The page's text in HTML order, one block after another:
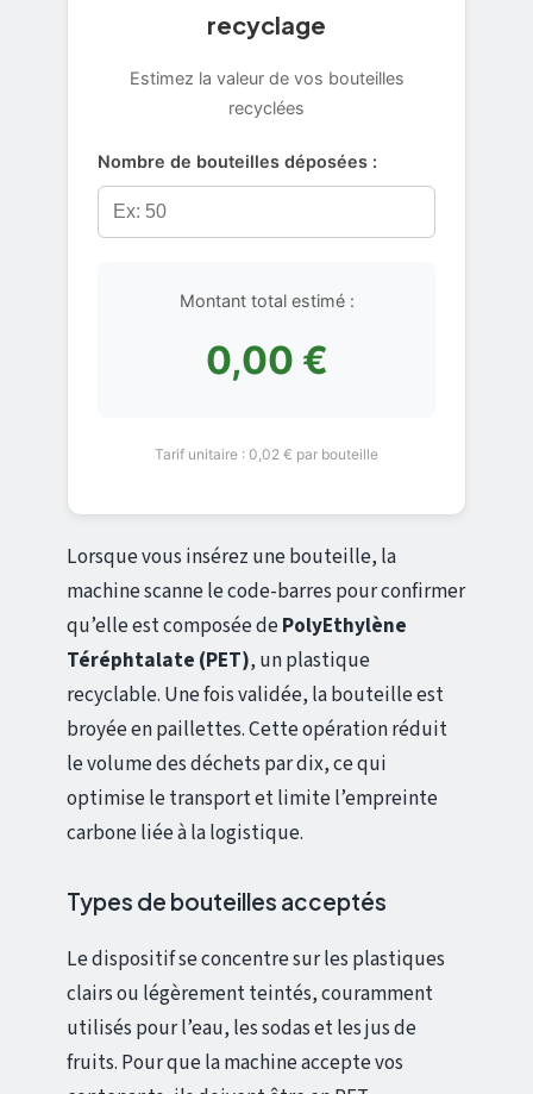
recyclage
Estimez la valeur de vos bouteilles
recyclées
Nombre de bouteilles déposées :
Montant total estimé :
0,00 €
Tarif unitaire : 0,02 € par bouteille
Lorsque vous insérez une bouteille, la
machine scanne le code-barres pour confirmer
qu’elle est composée dePolyEthylène
Téréphtalate (PET), un plastique
recyclable. Une fois validée, la bouteille est
broyée en paillettes. Cette opération réduit
le volume des déchets par dix, ce qui
optimise le transport et limite l’empreinte
carbone liée à la logistique.
Types de bouteilles acceptés
Le dispositif se concentre sur les plastiques
clairs ou légèrement teintés, couramment
utilisés pour l’eau, les sodas et les jus de
fruits. Pour que la machine accepte vos